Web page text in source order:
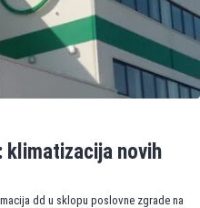
klimatizacija novih
dd u sklopu poslovne zgrade na